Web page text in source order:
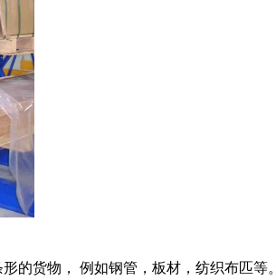
的货物， 例如钢管，板材，纺织布匹等。